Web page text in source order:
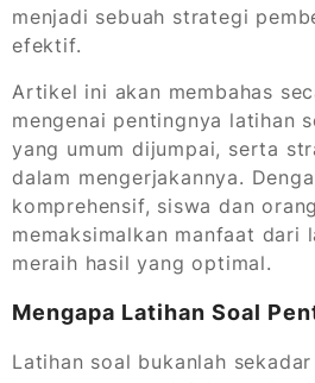
menjadi sebuah strategi
efektif.
Artikel ini akan membahas
mengenai pentingnya latihan
yang umum dijumpai, serta
dalam mengerjakannya.
komprehensif, siswa dan
memaksimalkan manfaat dari
meraih hasil yang optimal.
Mengapa Latihan Soal
Latihan soal bukanlah